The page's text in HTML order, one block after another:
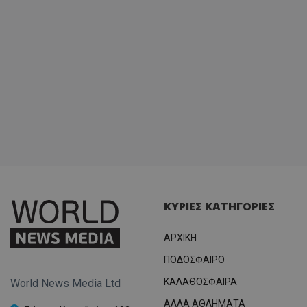
World News Media Ltd
ΚΥΡΙΕΣ ΚΑΤΗΓΟΡΙΕΣ
ΑΡΧΙΚΗ
ΠΟΔΟΣΦΑΙΡΟ
ΚΑΛΑΘΟΣΦΑΙΡΑ
ΑΛΛΑ ΑΘΛΗΜΑΤΑ